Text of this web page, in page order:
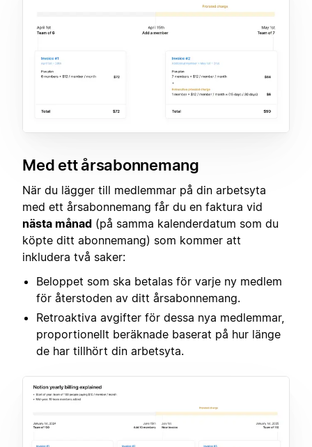
Med ett årsabonnemang
När du lägger till medlemmar på din arbetsyta
med ett årsabonnemang får du en faktura vid
nästa månad (på samma kalenderdatum som du
köpte ditt abonnemang) som kommer att
inkludera två saker:
Beloppet som ska betalas för varje ny medlem
för återstoden av ditt årsabonnemang.
Retroaktiva avgifter för dessa nya medlemmar,
proportionellt beräknade baserat på hur länge
de har tillhört din arbetsyta.